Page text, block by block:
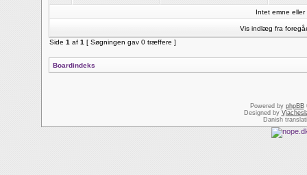
Intet emne
Vis indlæg fra
Side 1 af 1 [ Søgningen gav 0 træffere ]
Boardindeks
Powered by phpBB
Designed by
Danish